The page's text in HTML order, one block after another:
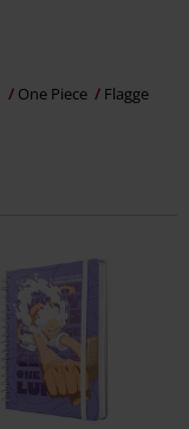
One Piece Flagge